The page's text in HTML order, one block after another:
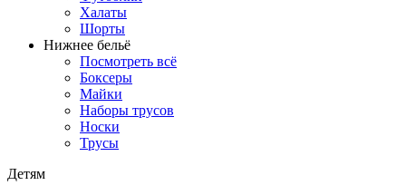
Халаты
Шорты
Нижнее бельё
Посмотреть всё
Боксеры
Майки
Наборы трусов
Носки
Трусы
Детям